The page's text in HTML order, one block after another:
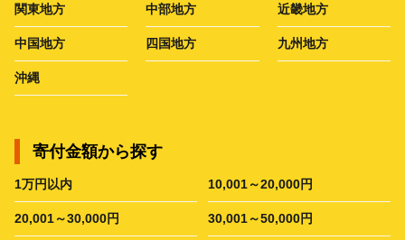
関東地方 中部地方 近畿地方
中国地方 四国地方 九州地方
沖縄
寄付金額から探す
1万円以内 10,001～20,000円
20,001～30,000円 30,001～50,000円